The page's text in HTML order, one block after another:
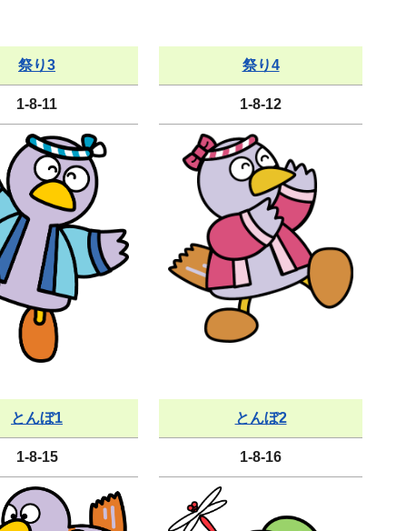
祭り3
1-8-11
祭り4
1-8-12
とんぼ1
1-8-15
とんぼ2
1-8-16